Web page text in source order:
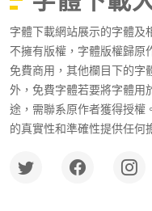
字體下載網站展示的字體及
不擁有版權，字體版權歸原
免費商用，其他欄目下的字
外，免費字體若要將字體用
途，需聯系原作者獲得授權
的真實性和準確性提供任何